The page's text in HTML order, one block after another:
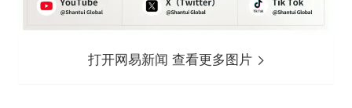
打开网易新闻 查看更多图片